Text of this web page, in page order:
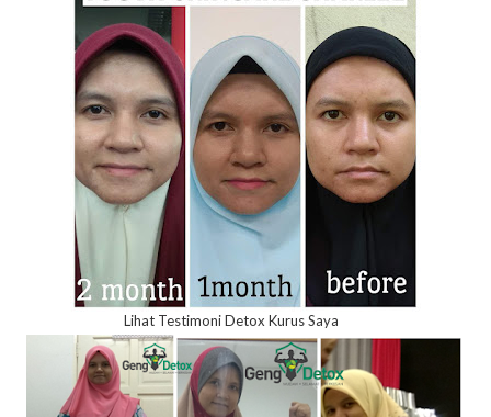
Lihat Testimoni Detox Kurus Saya